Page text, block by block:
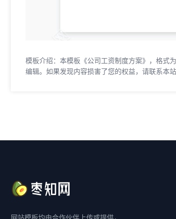
模板介绍：本模板《公司工资制度方案》，格式
编辑。如果发现内容损害了您的权益，请联系本